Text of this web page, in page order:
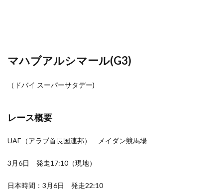
マハブアルシマール(G3)
（ドバイ スーパーサタデー)
レース概要
UAE（アラブ首長国連邦） メイダン競馬場
3月6日 発走17:10（現地）
日本時間：3月6日 発走22:10